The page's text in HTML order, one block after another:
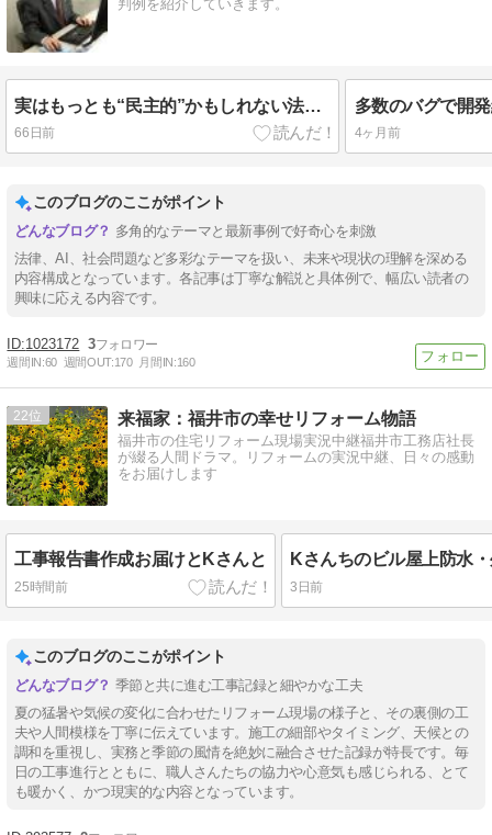
判例を紹介していきます。
実はもっとも“民主的”かもしれない法──イスラム法の正体
66日前 4ヶ月前
このブログのここがポイント
多角的なテーマと最新事例で好奇心を刺激
法律、AI、社会問題など多彩なテーマを扱い、未来や現状の理解を深める
内容構成となっています。各記事は丁寧な解説と具体例で、幅広い読者の
興味に応える内容です。
1023172 3
週間IN:60 週間OUT:170 月間IN:160
22 来福家：福井市の幸せリフォーム物語
福井市の住宅リフォーム現場実況中継福井市工務店社長
が綴る人間ドラマ。リフォームの実況中継、日々の感動
をお届けします
工事報告書作成お届けとKさんと
25時間前 3日前
このブログのここがポイント
季節と共に進む工事記録と細やかな工夫
夏の猛暑や気候の変化に合わせたリフォーム現場の様子と、その裏側の工
夫や人間模様を丁寧に伝えています。施工の細部やタイミング、天候との
調和を重視し、実務と季節の風情を絶妙に融合させた記録が特長です。毎
日の工事進行とともに、職人さんたちの協力や心意気も感じられる、とて
も暖かく、かつ現実的な内容となっています。